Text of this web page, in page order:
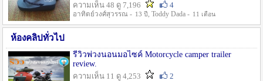
ความเห็น 48 ดู 7,196
4
อาทิตย์วงศ์สุวรรณ - 13 ปี , Toddy Dada - 11 เดือน
ห้องคลิปทั่วไป
รีวิวพ่วงนอนมอไซค์ Motorcycle camper trailer
review.
ความเห็น 11 ดู 4,253
2